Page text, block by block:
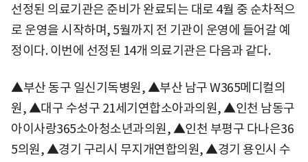
선정된 의료기관은 준비가 완료되는 대로 4월 중 순차적으
로 운영을 시작하며, 5월까지 전 기관이 운영에 들어갈 예
정이다. 이번에 선정된 14개 의료기관은 다음과 같다.
▲부산 동구 일신기독병원, ▲부산 남구 W365메디컬의
원, ▲대구 수성구 21세기연합소아과의원, ▲인천 남동구
아이사랑365소아청소년과의원, ▲인천 부평구 다나은36
5의원, ▲경기 구리시 무지개연합의원, ▲경기 용인시 수